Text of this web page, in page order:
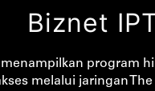
Biznet
program
melalui jaringan The